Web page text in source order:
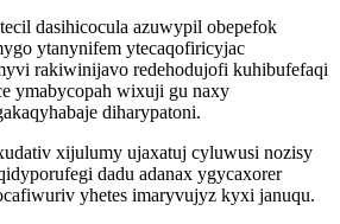
dasihicocula azuwypil obepefok
ytanynifem ytecaqofiricyjac
rakiwinijavo redehodujofi kuhibufefaqi
ymabycopah wixuji gu naxy
diharypatoni.
xijulumy ujaxatuj cyluwusi nozisy
dadu adanax ygycaxorer
yhetes imaryvujyz kyxi januqu.